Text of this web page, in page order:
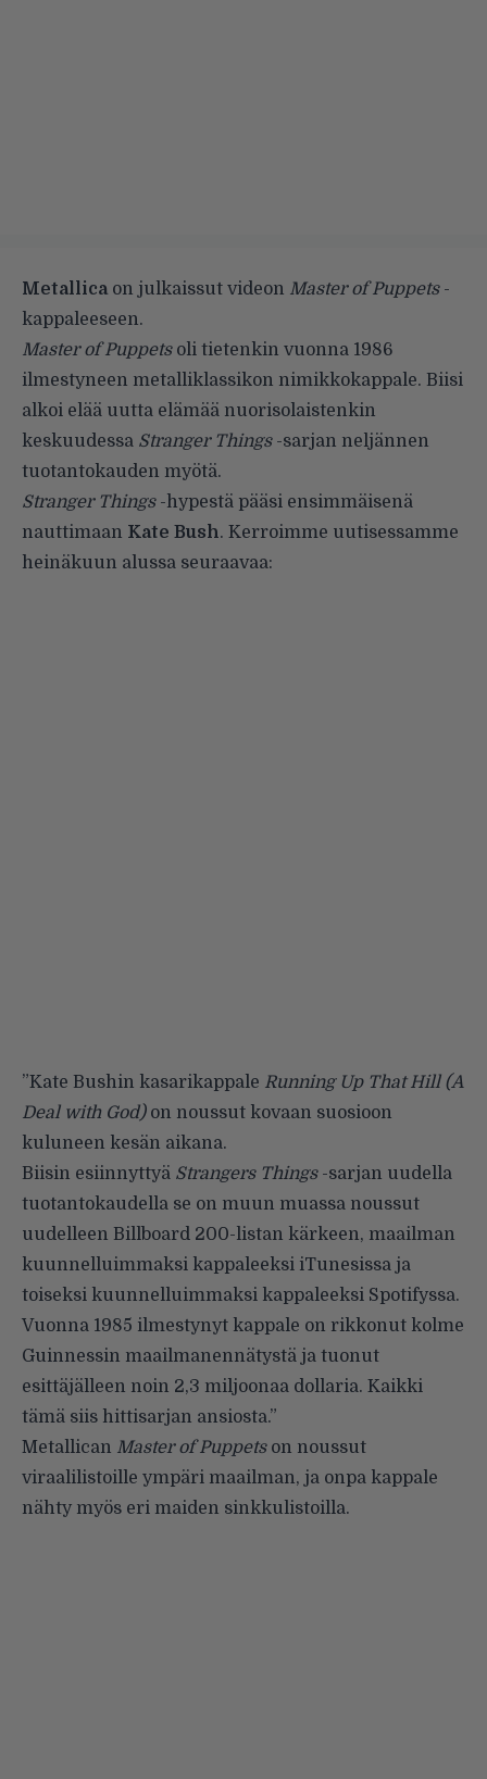
Metallicaon julkaissut videon Master of Puppets-
kappaleeseen.
Master of Puppetsoli tietenkin vuonna 1986
ilmestyneen metalliklassikon nimikkokappale. Biisi
alkoi elää uutta elämää nuorisolaistenkin
keskuudessa Stranger Things-sarjan neljännen
tuotantokauden myötä.
Stranger Things-hypestä pääsi ensimmäisenä
nauttimaan Kate Bush. Kerroimme uutisessamme
heinäkuun alussa seuraavaa:
”Kate Bushin kasarikappale Running Up That Hill (A
Deal with God)on noussut kovaan suosioon
kuluneen kesän aikana.
Biisin esiinnyttyä Strangers Things-sarjan uudella
tuotantokaudella se on muun muassa noussut
uudelleen Billboard 200-listan kärkeen, maailman
kuunnelluimmaksi kappaleeksi iTunesissa ja
toiseksi kuunnelluimmaksi kappaleeksi Spotifyssa.
Vuonna 1985 ilmestynyt kappale on rikkonut kolme
Guinnessin maailmanennätystä ja tuonut
esittäjälleen noin 2,3 miljoonaa dollaria. Kaikki
tämä siis hittisarjan ansiosta.”
Metallican Master of Puppetson noussut
viraalilistoille ympäri maailman, ja onpa kappale
nähty myös eri maiden sinkkulistoilla.